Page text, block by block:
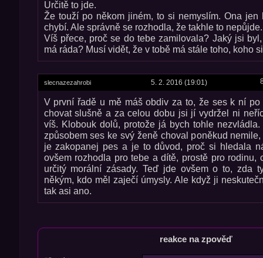
Určitě to jde.
Že touží po někom jiném, to si nemyslím. Ona jen
chybí. Ale správně se rozhodla, že takhle to nepůjde.
Víš přece, proč se do tebe zamilovala? Jaký jsi
má ráda? Musí vidět, že v tobě má stále toho, koho
slecnazezahrobi 5. 2. 2016 (19:01)
V první řadě u mě máš obdiv za to, že ses k ní po
chovat slušně a za celou dobu jsi jí vydržel ni
víš. Klobouk dolů, protože já bych tohle
způsobem ses ke svý ženě choval poněkud
je zakopanej pes a je to důvod, proč si hledala
ovšem rozhodla pro tebe a dítě, prostě pro rodinu,
určitý morální zásady. Teď jde ovšem o to, zda
někým, kdo měl zaječí úmysly. Ale když ji
tak asi ano.
reakce na zpověď